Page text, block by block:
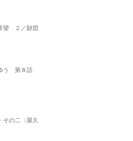
望 ２／財団
ゆう 第８話
の二〈屋久